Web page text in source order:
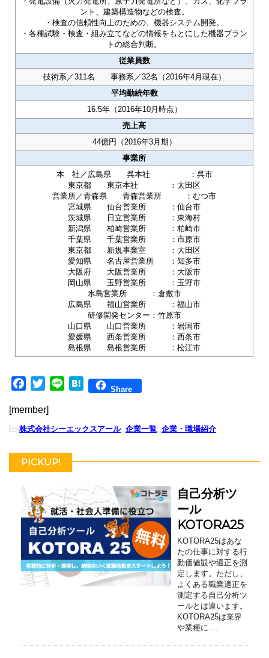
ント、建築構造物などの検査。
・検査の信頼性向上のための、機器システム開発。
・各種試験・検査・組み立てなどの情報をもとにした機器プラン
トの総合判断。
従業員数
技術系／311名 事務系／32名（2016年4月現在）
平均勤続年数
16.5年（2016年10月時点）
売上高
44億円（2016年3月期）
事業所
本 社／広島県 呉本社 ：呉市
東京都 東京本社 ：太田区
営業所／青森県 青森営業所 ：むつ市
宮城県 仙台営業所 ：仙台市
茨城県 日立営業所 ：東海村
新潟県 柏崎営業所 ：柏崎市
千葉県 千葉営業所 ：市原市
東京都 新規事業室 ：大田区
愛知県 名古屋営業所 ：知多市
大阪府 大阪営業所 ：大阪市
岡山県 玉野営業所 ：玉野市
水島営業所 ：倉敷市
広島県 福山営業所 ：福山市
研修開発センター：竹原市
山口県 山口営業所 ：岩国市
愛媛県 西条営業所 ：西条市
島根県 島根営業所 ：松江市
c
e
o
o
i
t
e
r
e
H
e
Share
[member]
-株式会社シーエックスアール, 企業一覧, 企業・職場紹介
PICKUP!
自己分析ツ
ール
KOTORA25
KOTORA25はあな
たの仕事に対する行
動価値観や適正を測
定します。ただし、
よくある職業適正を
測定する自己分析ツ
ールとは違います。
KOTORA25は業界
や業種に ...